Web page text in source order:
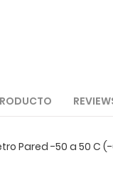
Pared -50 a 50 C (-